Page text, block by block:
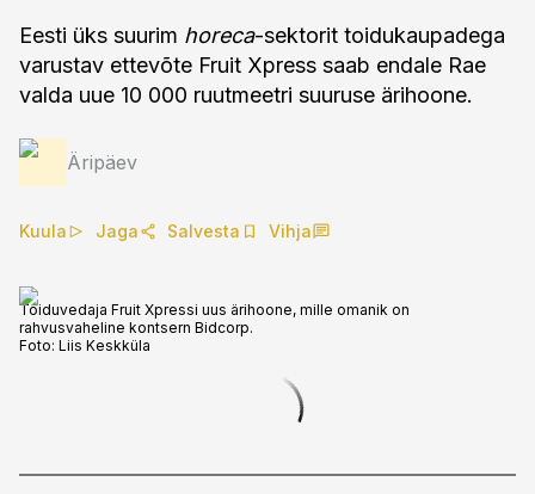
Eesti üks suurim horeca-sektorit toidukaupadega
varustav ettevõte Fruit Xpress saab endale Rae
valda uue 10 000 ruutmeetri suuruse ärihoone.
Äripäev
Kuula Jaga Salvesta Vihja
Toiduvedaja Fruit Xpressi uus ärihoone, mille omanik on
rahvusvaheline kontsern Bidcorp.
Foto: Liis Keskküla